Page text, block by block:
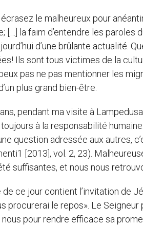
le malheureux pour
[…] la faim d’entendre les paroles
d’une brûlante actualité.
Ils sont tous victimes de la
pas ne pas mentionner les
plus grand bien-être.
pendant ma visite à
toujours à la responsabilité
question adressée aux autres,
[2013], vol. 2, 23).
suffisantes, et nous nous
de ce jour contient l’invitation de
procurerai le repos». Le
pour rendre efficace sa